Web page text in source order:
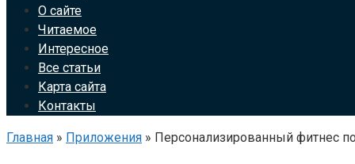
О сайте
Читаемое
Интересное
Все статьи
Карта сайта
Контакты
Главная » Приложения » Персонализированный фитнес